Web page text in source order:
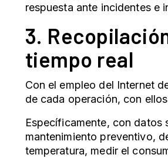
respuesta ante incidentes e
3.
tiempo real
Con el empleo del Internet
de cada operación, con
Específicamente, con datos
mantenimiento preventivo,
temperatura, medir el